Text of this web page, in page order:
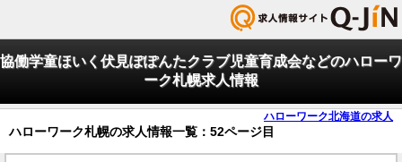
協働学童ほいく伏見ぽぽんたクラブ児童育成会などのハローワ
ーク札幌求人情報
ハローワーク北海道の求人
ハローワーク札幌の求人情報一覧：52ページ目